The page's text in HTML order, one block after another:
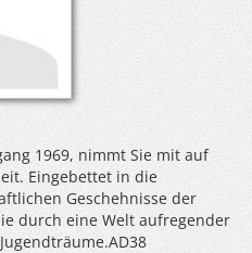
1969, nimmt Sie mit auf
Eingebettet in die
Geschehnisse der
durch eine Welt aufregender